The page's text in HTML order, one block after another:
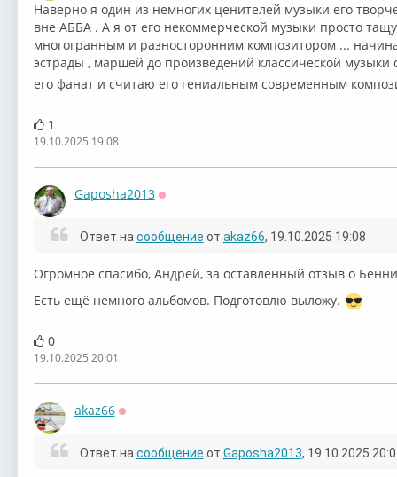
Наверно я один из немногих ценителей музыки его
вне АББА . А я от его некоммерческой музыки просто
многогранным и разносторонним композитором ...
эстрады , маршей до произведений классической
его фанат и считаю его гениальным современным
1
19.10.2025 19:08
Gaposha2013
Ответ на сообщение от akaz66, 19.10.2025 19:08
Огромное спасибо, Андрей, за оставленный отзыв о
Есть ещё немного альбомов. Подготовлю выложу.
0
19.10.2025 20:01
akaz66
Ответ на сообщение от Gaposha2013, 19.10.2025